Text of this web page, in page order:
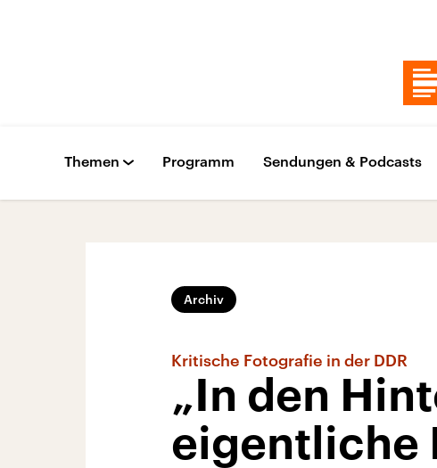
Themen Programm Sendungen & Podcasts
Archiv
Kritische Fotografie in der DDR
„In den
eigentliche